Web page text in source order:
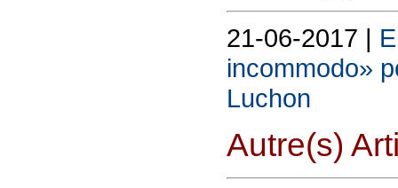
21-06-2017 |
incommodo»
Luchon
Autre(s)